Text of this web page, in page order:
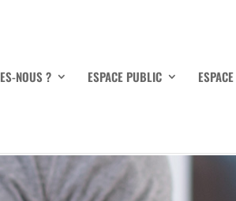
NOUS ? ESPACE PUBLIC